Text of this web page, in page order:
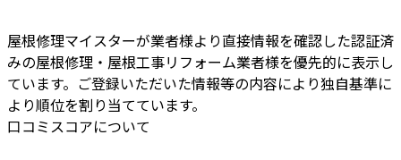
屋根修理マイスターが業者様より直接情報を確認した認証済
みの屋根修理・屋根工事リフォーム業者様を優先的に表示し
ています。ご登録いただいた情報等の内容により独自基準に
より順位を割り当てています。
口コミスコアについて